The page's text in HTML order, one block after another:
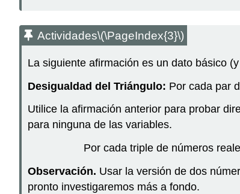
Actividades\(\PageIndex{3}\)
La siguiente afirmación es un dato básico
Desigualdad del Triángulo: Por cada par
Utilice la afirmación anterior para probar
para ninguna de las variables.
Por cada triple de números
Observación. Usar la versión de dos
pronto investigaremos más a fondo.